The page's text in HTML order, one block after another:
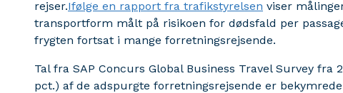
rejser.Ifølge en rapport fra trafikstyrelsen viser
transportform målt på risikoen for dødsfald per
frygten fortsat i mange forretningsrejsende.
Tal fra SAP Concurs Global Business Travel Survey fra
pct.) af de adspurgte forretningsrejsende er